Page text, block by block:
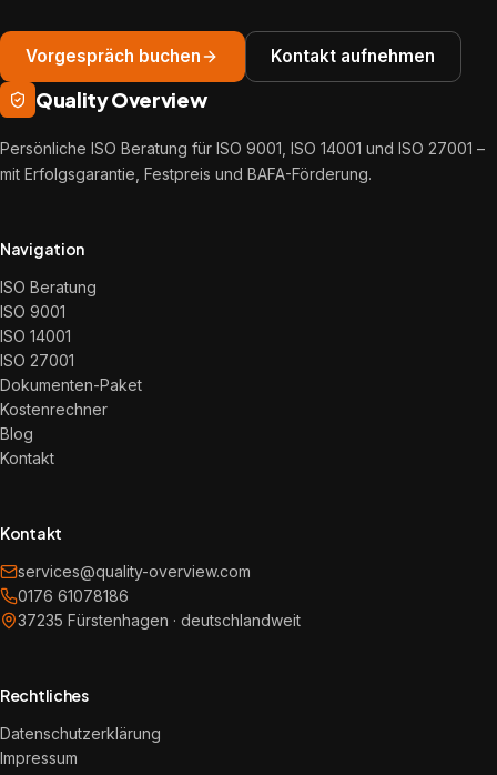
Vorgespräch buchen Kontakt aufnehmen
Quality Overview
Persönliche ISO Beratung für ISO 9001, ISO 14001 und ISO 27001 –
mit Erfolgsgarantie, Festpreis und BAFA-Förderung.
Navigation
ISO Beratung
ISO 9001
ISO 14001
ISO 27001
Dokumenten-Paket
Kostenrechner
Blog
Kontakt
Kontakt
services@quality-overview.com
0176 61078186
37235 Fürstenhagen · deutschlandweit
Rechtliches
Datenschutzerklärung
Impressum